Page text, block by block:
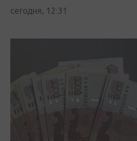
сегодня, 12:31